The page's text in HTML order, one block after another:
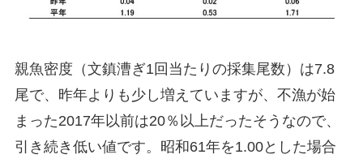
親魚密度（文鎮漕ぎ1回当たりの採集尾数）は7.8
尾で、昨年よりも少し増えていますが、不漁が始
まった2017年以前は20％以上だったそうなので、
引き続き低い値です。昭和61年を1.00とした場合